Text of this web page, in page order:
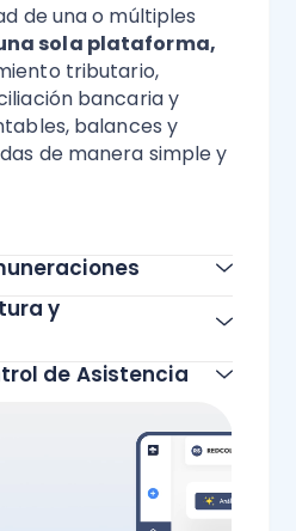
de una o múltiples
sola plataforma,
tributario,
bancaria y
balances y
de manera simple y
y
de Asistencia